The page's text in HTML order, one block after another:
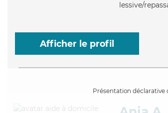
lessive/
Afficher le profil
Présentation déclarative